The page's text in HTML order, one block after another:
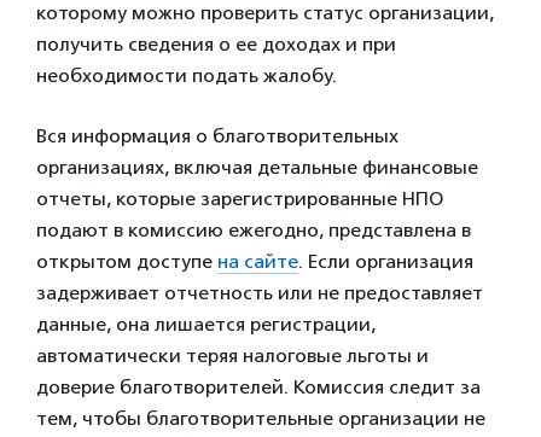
которому можно проверить статус организации,
получить сведения о ее доходах и при
необходимости подать жалобу.
Вся информация о благотворительных
организациях, включая детальные финансовые
отчеты, которые зарегистрированные НПО
подают в комиссию ежегодно, представлена в
открытом доступе на сайте. Если организация
задерживает отчетность или не предоставляет
данные, она лишается регистрации,
автоматически теряя налоговые льготы и
доверие благотворителей. Комиссия следит за
тем, чтобы благотворительные организации не